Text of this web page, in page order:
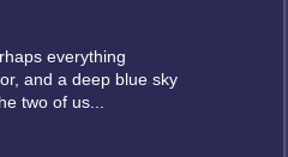
everything
and a deep blue sky
two of us...